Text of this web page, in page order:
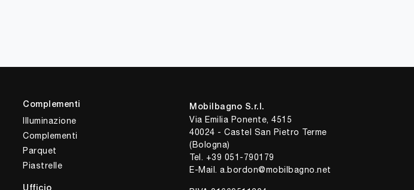
Complementi
Illuminazione
Complementi
Parquet
Piastrelle
Ufficio
Mobilbagno S.r.l.
Via Emilia Ponente, 4515
40024 - Castel San Pietro Terme
(Bologna)
Tel. +39 051-790179
E-Mail. a.bordon@mobilbagno.net